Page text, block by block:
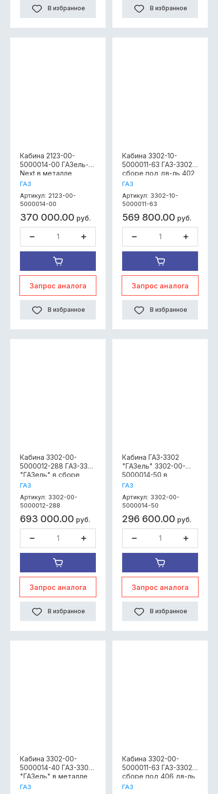
В избранное В избранное
Кабина 2123-00-
5000014-00 ГАЗель-
Next в металле
окрашенная,A21R23-
В-1826;Д-2285;Ш-2027
Вес,кг:230
ГАЗ
Артикул: 2123-00-
5000014-00
370 000.00 руб.
Запрос аналога
В избранное
Кабина 3302-10-
5000011-63 ГАЗ-3302 в
сборе под дв-ль 402
(без сидений, без
приборов, без
отопителя
прост.цвет)
ГАЗ
Артикул: 3302-10-
5000011-63
569 800.00 руб.
Запрос аналога
В избранное
Кабина 3302-00-
5000012-288 ГАЗ-3302
"ГАЗель" в сборе
(Бизнес) под
без сидений, без фар
простой цвет
ГАЗ
Артикул: 3302-00-
5000012-288
693 000.00 руб.
Запрос аналога
В избранное
Кабина ГАЗ-3302
"ГАЗель" 3302-00-
5000014-50 в
металле окрашенная
дв.Cummins дизель
ISF 2.8
ГАЗ
Артикул: 3302-00-
5000014-50
296 600.00 руб.
Запрос аналога
В избранное
Кабина 3302-00-
5000014-40 ГАЗ-3302
"ГАЗель" в металле
окрашенная простой
ГАЗ
Кабина 3302-00-
5000011-63 ГАЗ-3302 в
сборе под 406 дв-ль
простой цвет
ГАЗ